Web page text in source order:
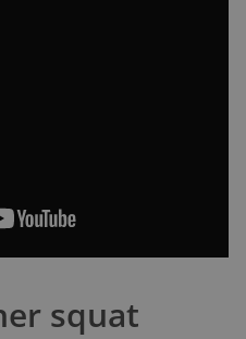
squat